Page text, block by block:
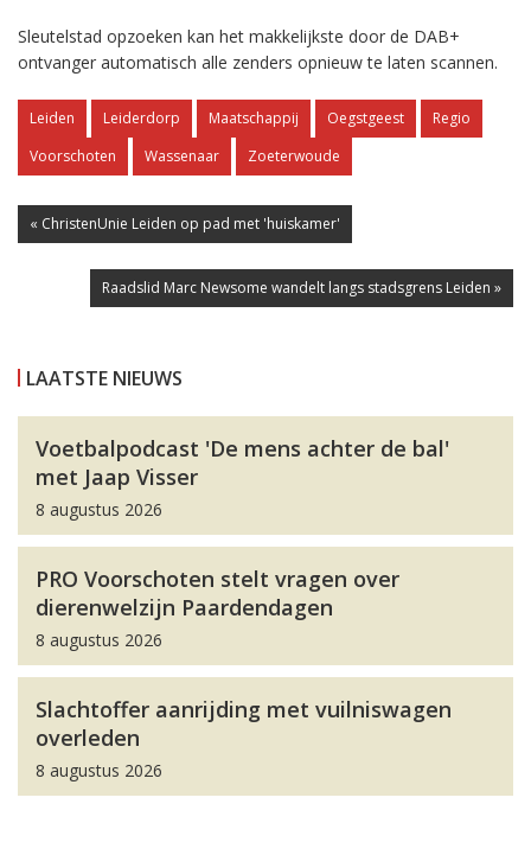
Sleutelstad opzoeken kan het makkelijkste door de DAB+
ontvanger automatisch alle zenders opnieuw te laten scannen.
Leiden Leiderdorp Maatschappij Oegstgeest
Regio
Voorschoten
Wassenaar Zoeterwoude
« ChristenUnie Leiden op pad met 'huiskamer'
Raadslid Marc Newsome wandelt langs stadsgrens Leiden »
LAATSTE NIEUWS
Voetbalpodcast 'De mens achter de bal'
met Jaap Visser
8 augustus 2026
PRO Voorschoten stelt vragen over
dierenwelzijn Paardendagen
8 augustus 2026
Slachtoffer aanrijding met vuilniswagen
overleden
8 augustus 2026